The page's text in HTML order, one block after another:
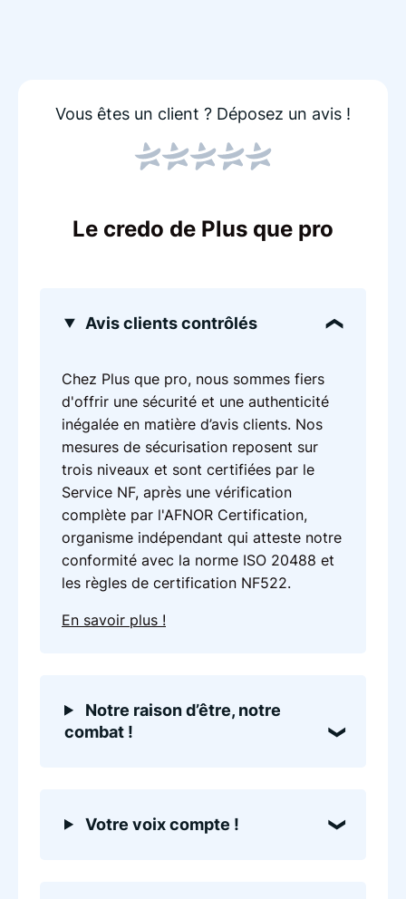
Vous êtes un client ? Déposez un avis !
Le credo de Plus que pro
Avis clients contrôlés
Chez Plus que pro, nous sommes fiers
d'offrir une sécurité et une authenticité
inégalée en matière d’avis clients. Nos
mesures de sécurisation reposent sur
trois niveaux et sont certifiées par le
Service NF, après une vérification
complète par l'AFNOR Certification,
organisme indépendant qui atteste notre
conformité avec la norme ISO 20488 et
les règles de certification NF522.
En savoir plus !
Notre raison d’être, notre
combat !
Votre voix compte !